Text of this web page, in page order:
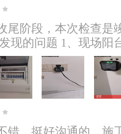
次检查是竣工安装 现场有施工方师傅
插座的接线，要求开
标示不受管控，需要
、
产生应力的过程，在
的情况，就容易产生
型，再修复处理。 后续建议 定制安装
错，挺好沟通的，施